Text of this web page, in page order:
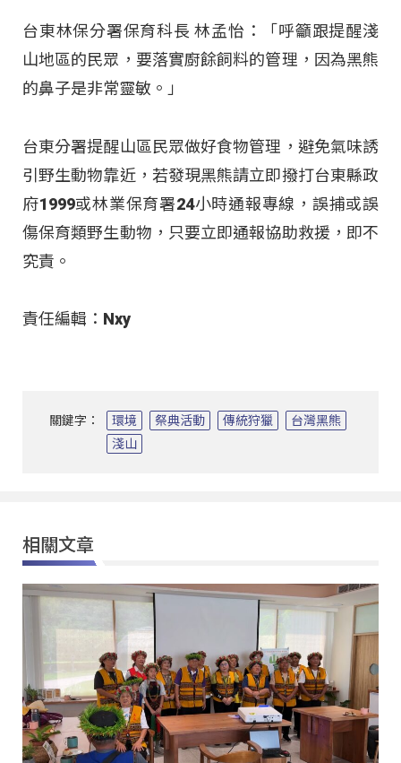
台東林保分署保育科長 林孟怡：「呼籲跟提醒淺
山地區的民眾，要落實廚餘飼料的管理，因為黑熊
的鼻子是非常靈敏。」
台東分署提醒山區民眾做好食物管理，避免氣味誘
引野生動物靠近，若發現黑熊請立即撥打台東縣政
府1999或林業保育署24小時通報專線，誤捕或誤
傷保育類野生動物，只要立即通報協助救援，即不
究責。
責任編輯：Nxy
關鍵字： 環境 祭典活動 傳統狩獵
台灣黑熊
淺山
相關文章